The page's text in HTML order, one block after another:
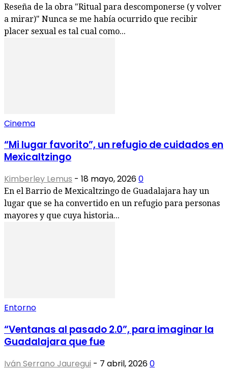
Reseña de la obra "Ritual para descomponerse (y volver
a mirar)" Nunca se me había ocurrido que recibir
placer sexual es tal cual como...
Cinema
“Mi lugar favorito”, un refugio de cuidados en
Mexicaltzingo
Kimberley Lemus - 18 mayo, 20260
En el Barrio de Mexicaltzingo de Guadalajara hay un
lugar que se ha convertido en un refugio para personas
mayores y que cuya historia...
Entorno
“Ventanas al pasado 2.0”, para imaginar la
Guadalajara que fue
Iván Serrano Jauregui - 7 abril, 20260